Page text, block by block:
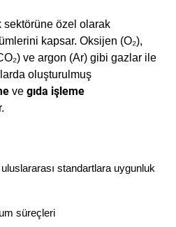
özel olarak
kapsar. Oksijen (O₂),
ve argon (Ar) gibi gazlar ile
oluşturulmuş
ve gıda işleme
standartlara uygunluk
süreçleri